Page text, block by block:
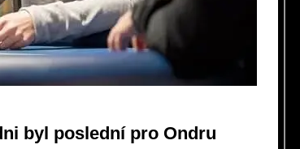
byl poslední pro Ondru